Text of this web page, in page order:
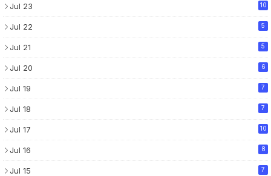
Jul 23 10
Jul 22 5
Jul 21 5
Jul 20 6
Jul 19 7
Jul 18 7
Jul 17 10
Jul 16 8
Jul 15 7